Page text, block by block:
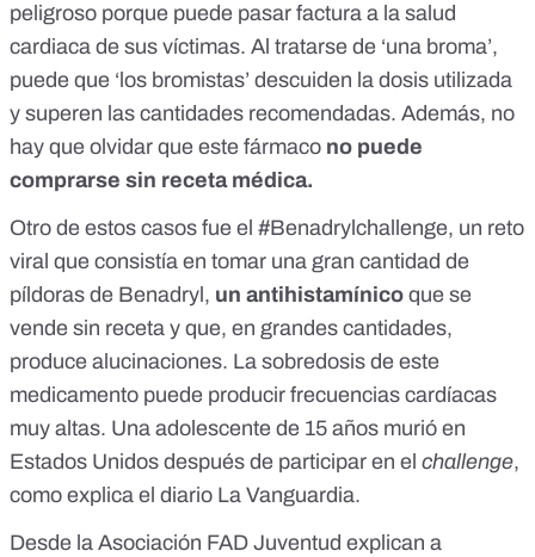
peligroso porque puede pasar factura a la salud
cardiaca de sus víctimas. Al tratarse de ‘una broma’,
puede que ‘los bromistas’ descuiden la dosis utilizada
y superen las cantidades recomendadas. Además, no
hay que olvidar que este fármaco no puede
comprarse sin receta médica.
Otro de estos casos fue el #Benadrylchallenge, un reto
viral que consistía en tomar una gran cantidad de
píldoras de Benadryl, un antihistamínico que se
vende sin receta y que, en grandes cantidades,
produce alucinaciones. La sobredosis de este
medicamento puede producir frecuencias cardíacas
muy altas. Una adolescente de 15 años murió en
Estados Unidos después de participar en el challenge,
como explica el diario La Vanguardia.
Desde la Asociación FAD Juventud explican a